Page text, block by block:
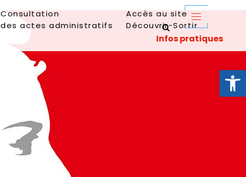
Ouvrir
Consultation
des actes administratifs
Accès au site
Découvrir-Sortir